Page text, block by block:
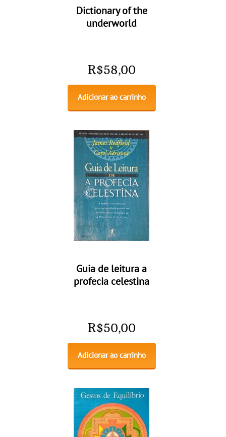
Dictionary of the
underworld
R$58,00
Adicionar ao carrinho
Guia de leitura a
profecia celestina
R$50,00
Adicionar ao carrinho